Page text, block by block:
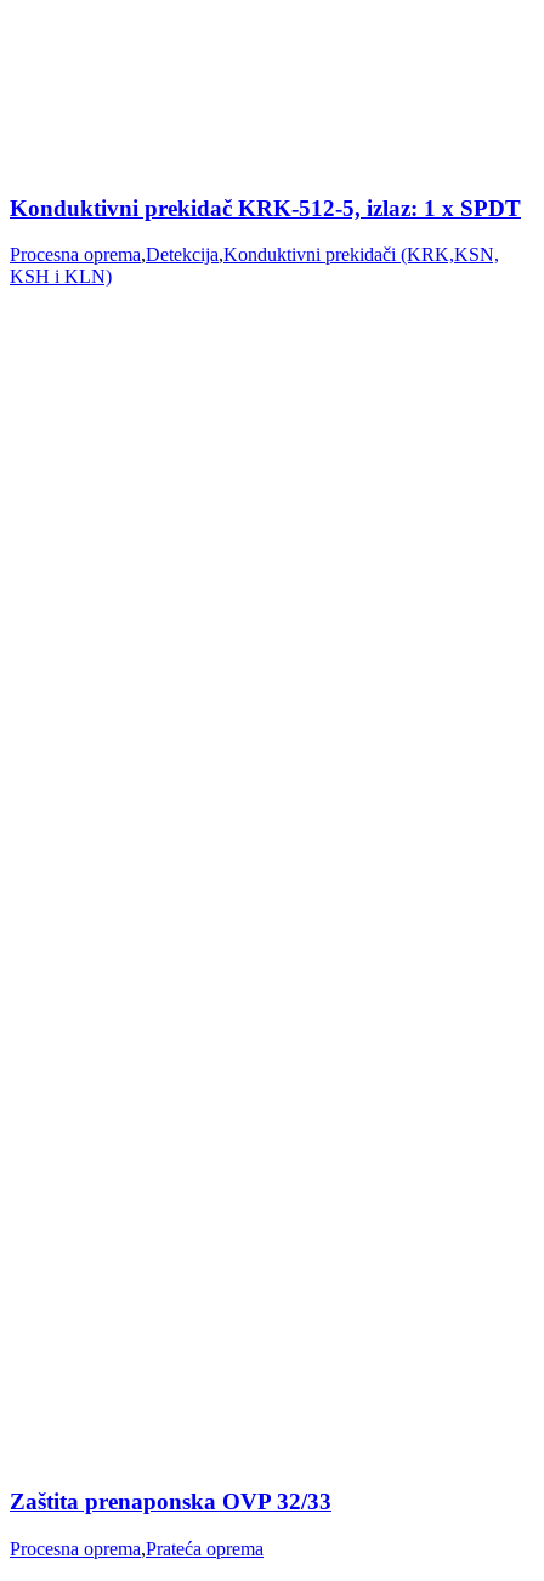
Konduktivni prekidač KRK-512-5, izlaz: 1 x SPDT
Procesna oprema,Detekcija,Konduktivni prekidači (KRK,KSN,
KSH i KLN)
Zaštita prenaponska OVP 32/33
Procesna oprema,Prateća oprema